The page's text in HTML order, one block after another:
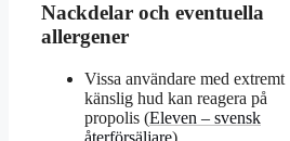
Nackdelar och eventuella
allergener
Vissa användare med extremt
känslig hud kan reagera på
propolis (Eleven – svensk
återförsäljare)